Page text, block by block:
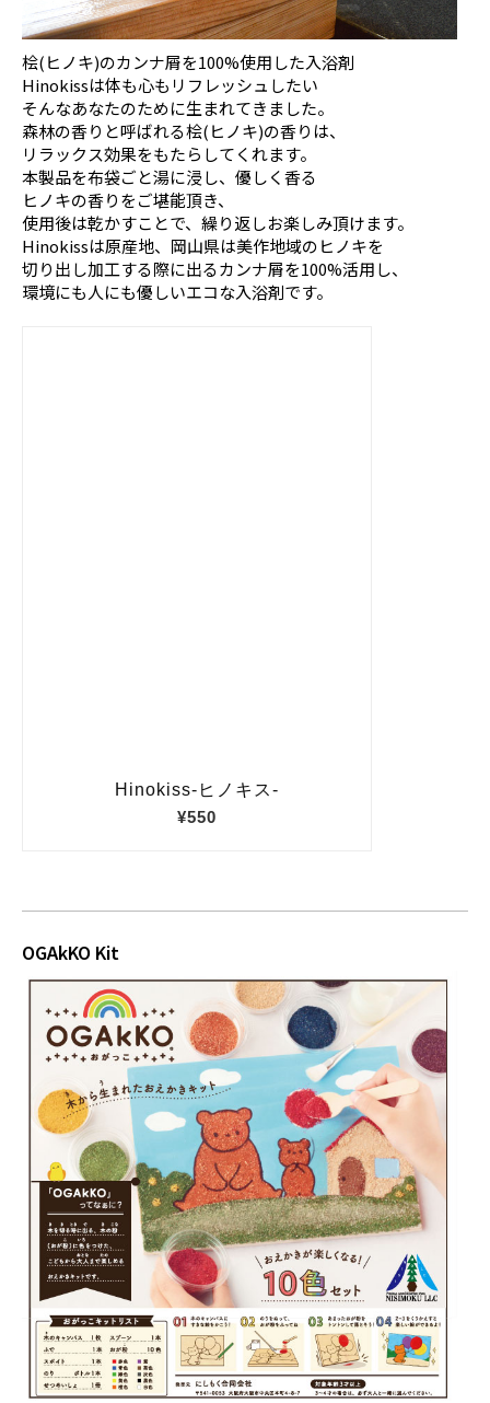
桧(ヒノキ)のカンナ屑を100%使用した入浴剤
Hinokissは体も心もリフレッシュしたい
そんなあなたのために生まれてきました。
森林の香りと呼ばれる桧(ヒノキ)の香りは、
リラックス効果をもたらしてくれます。
本製品を布袋ごと湯に浸し、優しく香る
ヒノキの香りをご堪能頂き、
使用後は乾かすことで、繰り返しお楽しみ頂けます。
Hinokissは原産地、岡山県は美作地域のヒノキを
切り出し加工する際に出るカンナ屑を100%活用し、
環境にも人にも優しいエコな入浴剤です。
OGAkKO Kit